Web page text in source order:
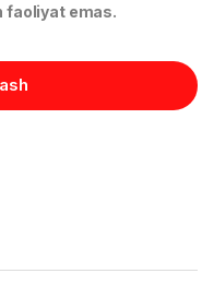
faoliyat emas.